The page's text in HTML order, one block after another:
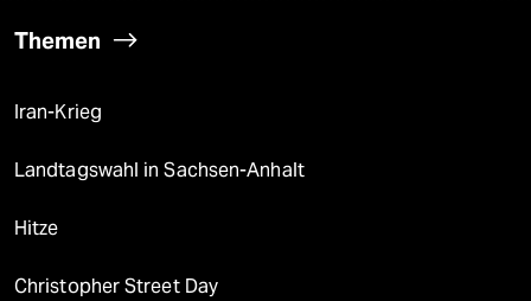
Themen
Iran-Krieg
Landtagswahl in Sachsen-Anhalt
Hitze
Christopher Street Day